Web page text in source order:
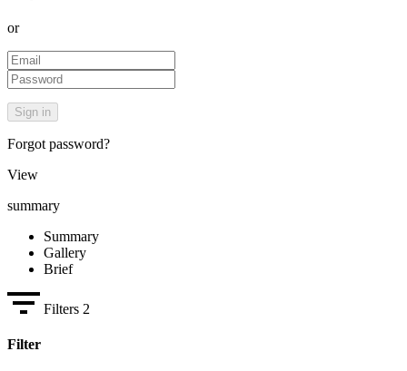
or
Forgot password?
View
summary
Summary
Gallery
Brief
Filters 2
Filter